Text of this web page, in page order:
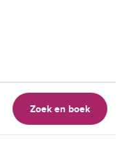
Zoek en boek